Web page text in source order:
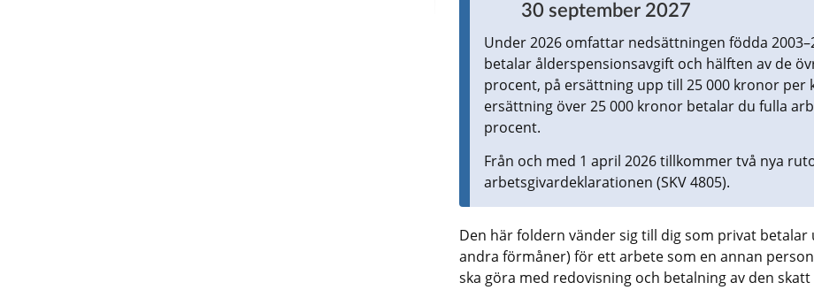
30 september 2027
Under 2026 omfattar nedsättningen födda
betalar ålderspensionsavgift och hälften av de
procent, på ersättning upp till 25 000 kronor per
ersättning över 25 000 kronor betalar du fulla
procent.
Från och med 1 april 2026 tillkommer två nya
arbetsgivardeklarationen (SKV 4805).
Den här foldern vänder sig till dig som privat
andra förmåner) för ett arbete som en annan
ska göra med redovisning och betalning av den